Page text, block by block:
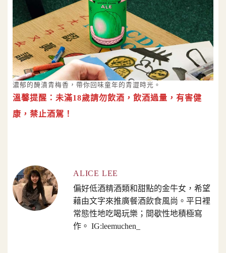
濃郁的醃漬青梅香，帶你回味童年的青澀時光。
溫馨提醒：未滿18歲請勿飲酒，飲酒過量，有害健
康，禁止酒駕！
ALICE LEE
偏好低酒精酒類和甜點的金牛女，希望
藉由文字來推廣餐酒飲食風尚。平日裡
常態性地吃喝玩樂；間歇性地積極寫
作。 IG:leemuchen_